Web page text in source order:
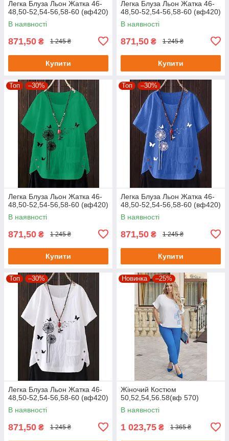
Легка Блуза Льон Жатка 46-
48,50-52,54-56,58-60 (вф420)
В наявності
871,50 ₴ 1 245 ₴
Купити
Легка Блуза Льон Жатка 46-
48,50-52,54-56,58-60 (вф420)
В наявності
871,50 ₴ 1 245 ₴
Купити
Топ –30%
Легка Блуза Льон Жатка 46-
48,50-52,54-56,58-60 (вф420)
В наявності
871,50 ₴ 1 245 ₴
Купити
Топ –30%
Легка Блуза Льон Жатка 46-
48,50-52,54-56,58-60 (вф420)
В наявності
871,50 ₴ 1 245 ₴
Купити
Топ –30%
Легка Блуза Льон Жатка 46-
48,50-52,54-56,58-60 (вф420)
В наявності
871,50 ₴ 1 245 ₴
Новинка –25%
Жіночий Костюм
50,52,54,56.58(вф 570)
В наявності
1 023,75 ₴ 1 365 ₴